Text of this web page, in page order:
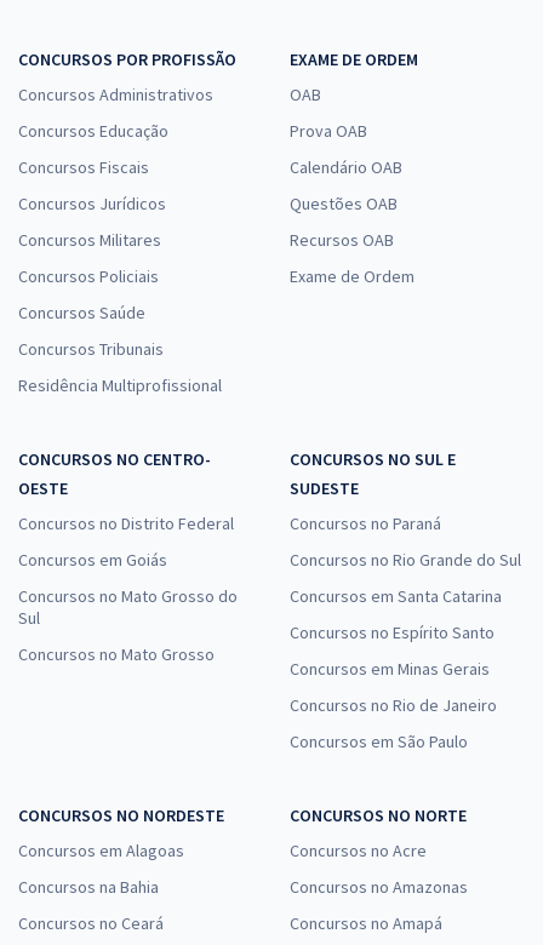
CONCURSOS POR PROFISSÃO
Concursos Administrativos
Concursos Educação
Concursos Fiscais
Concursos Jurídicos
Concursos Militares
Concursos Policiais
Concursos Saúde
Concursos Tribunais
Residência Multiprofissional
EXAME DE ORDEM
OAB
Prova OAB
Calendário OAB
Questões OAB
Recursos OAB
Exame de Ordem
CONCURSOS NO CENTRO-
OESTE
Concursos no Distrito Federal
Concursos em Goiás
Concursos no Mato Grosso do
Sul
Concursos no Mato Grosso
CONCURSOS NO SUL E
SUDESTE
Concursos no Paraná
Concursos no Rio Grande do Sul
Concursos em Santa Catarina
Concursos no Espírito Santo
Concursos em Minas Gerais
Concursos no Rio de Janeiro
Concursos em São Paulo
CONCURSOS NO NORDESTE
Concursos em Alagoas
Concursos na Bahia
Concursos no Ceará
CONCURSOS NO NORTE
Concursos no Acre
Concursos no Amazonas
Concursos no Amapá